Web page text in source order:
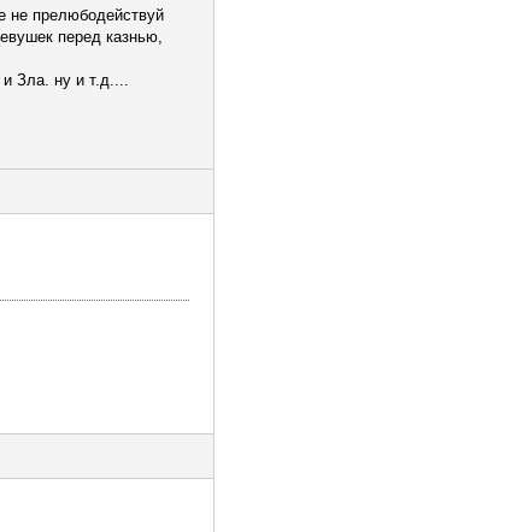
не прелюбодействуй
перед казнью,
и Зла. ну и т.д....